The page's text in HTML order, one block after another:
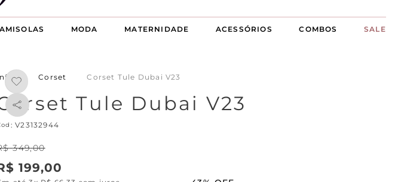
MODA MATERNIDADE ACESSÓRIOS COMBOS SALE
Corset Corset Tule Dubai V23
Tule Dubai V23
: V23132944
349,00
199,00